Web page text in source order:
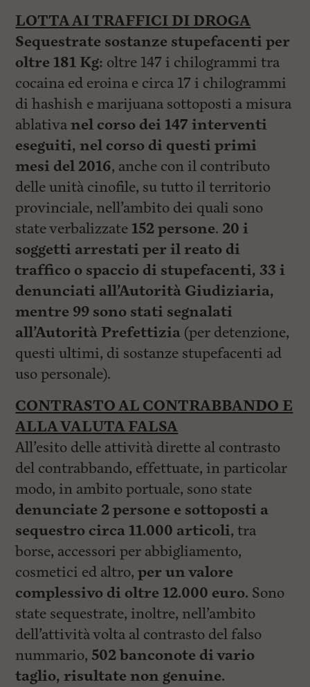
LOTTA AI TRAFFICI DI DROGA
Sequestrate sostanze stupefacenti per
oltre 181 Kg: oltre 147 i chilogrammi tra
cocaina ed eroina e circa 17 i chilogrammi
di hashish e marijuana sottoposti a misura
ablativanel corso dei 147 interventi
eseguiti, nel corso di questi primi
mesi del 2016, anche con il contributo
delle unità cinofile, su tutto il territorio
provinciale, nell’ambito dei quali sono
state verbalizzate 152 persone. 20 i
soggetti arrestati per il reato di
traffico o spaccio di stupefacenti, 33 i
denunciati all’Autorità Giudiziaria,
mentre 99 sono stati segnalati
all’Autorità Prefettizia (per detenzione,
questi ultimi, di sostanze stupefacenti ad
uso personale).
CONTRASTO AL CONTRABBANDO E
ALLA VALUTA FALSA
All’esito delle attività dirette al contrasto
del contrabbando, effettuate, in particolar
modo, in ambito portuale, sono state
denunciate 2 persone e sottoposti a
sequestro circa 11.000 articoli, tra
borse, accessori per abbigliamento,
cosmetici ed altro,per un valore
complessivo di oltre 12.000 euro. Sono
state sequestrate, inoltre, nell’ambito
dell’attività volta al contrasto del falso
nummario, 502 banconote di vario
taglio, risultate non genuine.